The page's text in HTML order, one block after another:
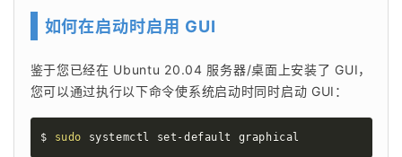
如何在启动时启用 GUI
鉴于您已经在 Ubuntu 20.04 服务器/桌面上安装了 GUI，
您可以通过执行以下命令使系统启动时同时启动 GUI：
$ sudo systemctl set-default graphical